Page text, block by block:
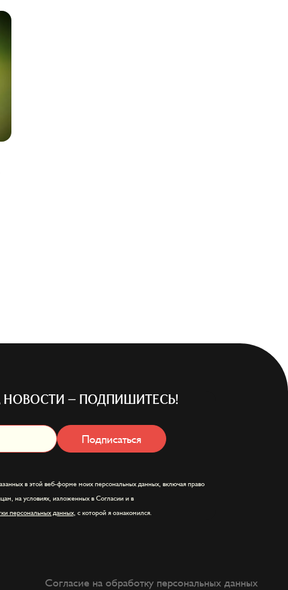
НОВОСТИ — ПОДПИШИТЕСЬ!
Подписаться
в этой веб-форме моих персональных данных, включая право
на условиях, изложенных в Согласии и в
персональных данных, с которой я ознакомился.
Согласие на обработку персональных данных